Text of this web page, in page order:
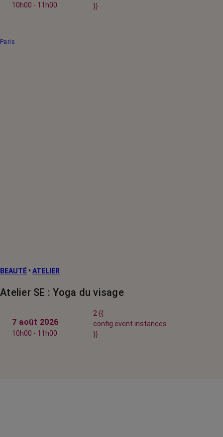
10h00 - 11h00
}}
Paris
BEAUTÉ • ATELIER
Atelier SE : Yoga du visage
7 août 2026
10h00 - 11h00
2 {{
config.event.instances
}}